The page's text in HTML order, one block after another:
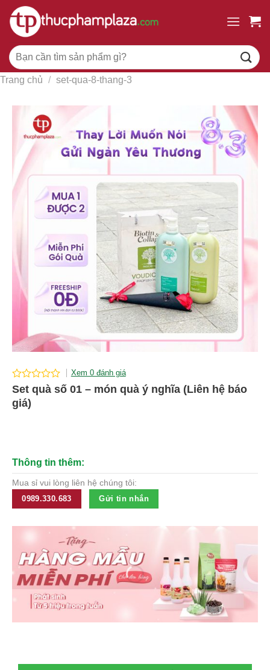
Chuyển
đến
dung
Tìm
kiếm:
Trang chủ / set-qua-8-thang-3
0
out
of
Xem 0 đánh giá
Set quà số 01 – món quà ý nghĩa (Liên hệ báo
giá)
Thông tin thêm:
Mua sỉ vui lòng liên hệ chúng tôi:
0989.330.683
Gửi tin nhắn